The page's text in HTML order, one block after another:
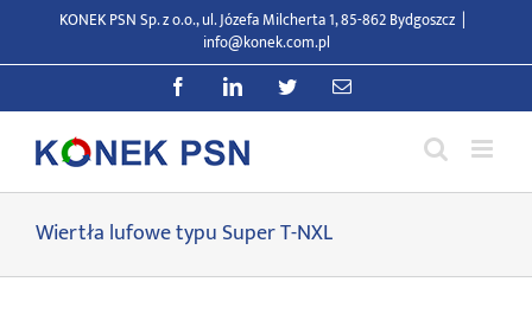
zawartości
KONEK PSN Sp. z o.o., ul. Józefa Milcherta 1, 85-862 Bydgoszcz |
info@konek.com.pl
FacebookLinkedInTwitterE-
Wiertła lufowe typu Super T-NXL